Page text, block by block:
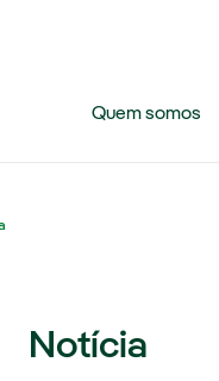
Quem somos
Notícia